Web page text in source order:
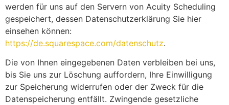
werden für uns auf den Servern von Acuity Scheduling
gespeichert, dessen Datenschutzerklärung Sie hier
einsehen können:
https://de.squarespace.com/datenschutz.
Die von Ihnen eingegebenen Daten verbleiben bei uns,
bis Sie uns zur Löschung auffordern, Ihre Einwilligung
zur Speicherung widerrufen oder der Zweck für die
Datenspeicherung entfällt. Zwingende gesetzliche